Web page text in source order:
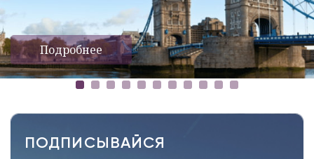
Подробнее
ПОДПИСЫВАЙСЯ